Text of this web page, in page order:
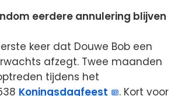
eerdere annulering blijven
keer dat Douwe Bob een
afzegt. Twee maanden
tijdens het
Koningsdagfeest
. Kort voor